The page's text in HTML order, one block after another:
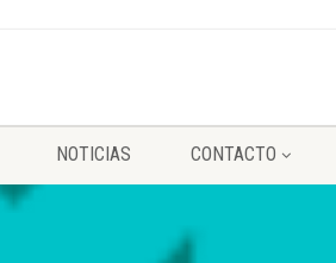
NOTICIAS CONTACTO